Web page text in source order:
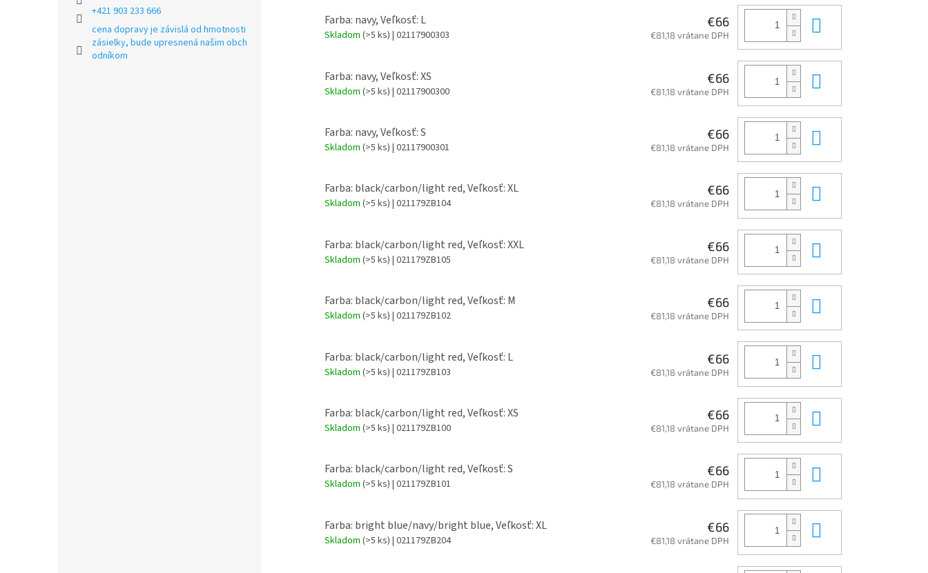
+421 903 233 666
cena dopravy je závislá od hmotnosti
zásielky, bude upresnená našim obch
odníkom
Farba: navy, Veľkosť: L
Skladom (>5 ks) | 02117900303
€66
€81,18 vrátane DPH
Farba: navy, Veľkosť: XS
Skladom (>5 ks) | 02117900300
€66
€81,18 vrátane DPH
Farba: navy, Veľkosť: S
Skladom (>5 ks) | 02117900301
€66
€81,18 vrátane DPH
Farba: black/carbon/light red, Veľkosť: XL
Skladom (>5 ks) | 021179ZB104
€66
€81,18 vrátane DPH
Farba: black/carbon/light red, Veľkosť: XXL
Skladom (>5 ks) | 021179ZB105
€66
€81,18 vrátane DPH
Farba: black/carbon/light red, Veľkosť: M
Skladom (>5 ks) | 021179ZB102
€66
€81,18 vrátane DPH
Farba: black/carbon/light red, Veľkosť: L
Skladom (>5 ks) | 021179ZB103
€66
€81,18 vrátane DPH
Farba: black/carbon/light red, Veľkosť: XS
Skladom (>5 ks) | 021179ZB100
€66
€81,18 vrátane DPH
Farba: black/carbon/light red, Veľkosť: S
Skladom (>5 ks) | 021179ZB101
€66
€81,18 vrátane DPH
Farba: bright blue/navy/bright blue, Veľkosť: XL
Skladom (>5 ks) | 021179ZB204
€66
€81,18 vrátane DPH